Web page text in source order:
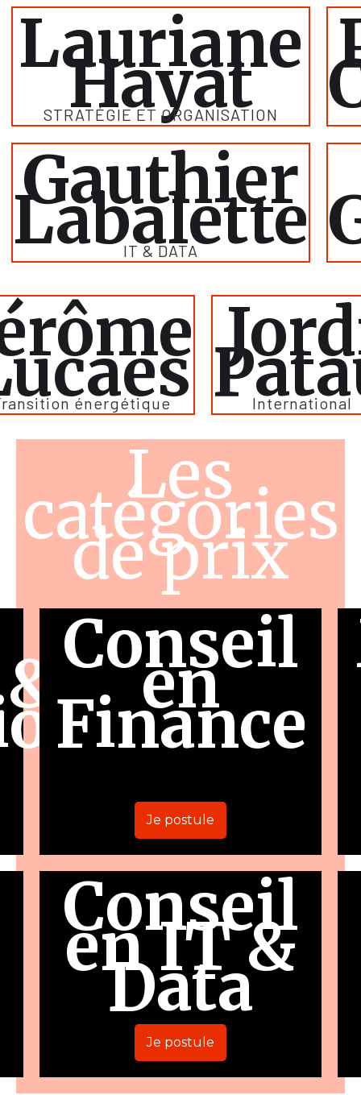
Lauriane
Hayat
STRATÉGIE ET ORGANISATION
Gauthier
Labalette
IT & DATA
énergétique International
Les
catégories
de prix
Conseil
en
Finance
Je postule
Conseil
en IT &
Data
Je postule